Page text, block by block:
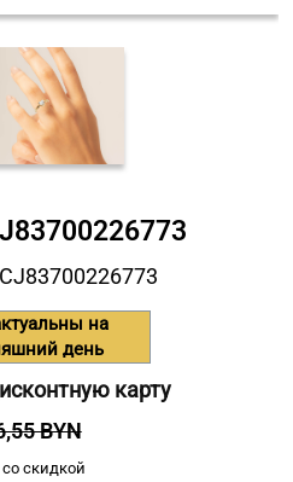
на
день
карту
BYN
скидкой